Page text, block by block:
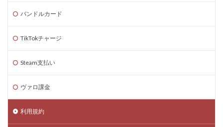
バンドルカード
TikTokチャージ
Steam支払い
ヴァロ課金
利用規約